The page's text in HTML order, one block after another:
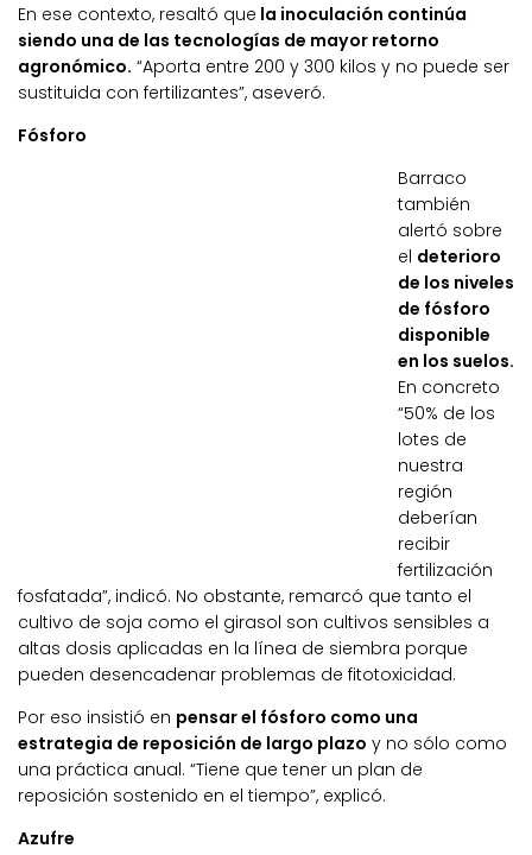
En ese contexto, resaltó que la inoculación continúa
siendo una de las tecnologías de mayor retorno
agronómico. “Aporta entre 200 y 300 kilos y no puede ser
sustituida con fertilizantes”, aseveró.
Fósforo
Barraco
también
alertó sobre
el deterioro
de los niveles
de fósforo
disponible
en los suelos.
En concreto
“50% de los
lotes de
nuestra
región
deberían
recibir
fertilización
fosfatada”, indicó. No obstante, remarcó que tanto el
cultivo de soja como el girasol son cultivos sensibles a
altas dosis aplicadas en la línea de siembra porque
pueden desencadenar problemas de fitotoxicidad.
Por eso insistió en pensar el fósforo como una
estrategia de reposición de largo plazo y no sólo como
una práctica anual. “Tiene que tener un plan de
reposición sostenido en el tiempo”, explicó.
Azufre